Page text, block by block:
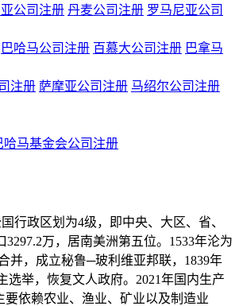
公司注册 丹麦公司注册 罗马尼亚公司
巴哈马公司注册 百慕大公司注册 巴拿马
注册 萨摩亚公司注册 马绍尔公司注册
哈马基金会公司注册
行政区划为4级，即中央、大区、省、
万，居南美洲第五位。1533年沦为
并，成立秘鲁─玻利维亚邦联，1839年
选举，恢复文人政府。2021年国内生产
要依赖农业、渔业、矿业以及制造业